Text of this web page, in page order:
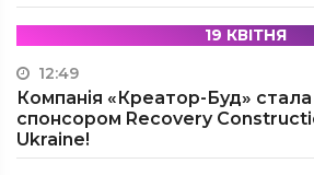
19 КВІТНЯ
12:49
Компанія «Креатор-Буд»
спонсором Recovery
Ukraine!